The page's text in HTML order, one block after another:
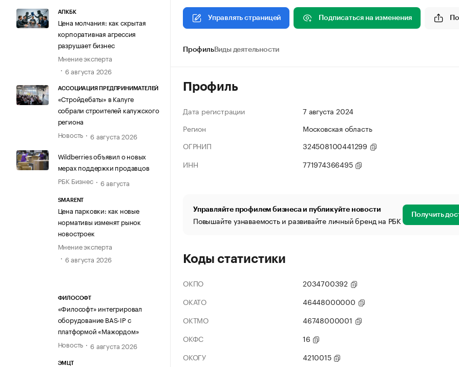
АПКБК
Цена молчания: как скрытая
корпоративная агрессия
разрушает бизнес
Мнение эксперта
6 августа 2026
АССОЦИАЦИЯ ПРЕДПРИНИМАТЕЛЕЙ
«Стройдебаты» в Калуге
собрали строителей калужского
региона
Новость
6 августа 2026
Wildberries объявил о новых
мерах поддержки продавцов
РБК Бизнес
6 августа
SMARENT
Цена парковки: как новые
нормативы изменят рынок
новостроек
Мнение эксперта
6 августа 2026
ФИЛОСОФТ
«Философт» интегрировал
оборудование BAS-IP с
платформой «Мажордом»
Новость
6 августа 2026
ЭМЦТ
Управлять страницей Подписаться на изменения
ПрофильВиды деятельности
Профиль
Дата регистрации
7 августа 2024
Регион
Московская область
ОГРНИП
324508100441299
ИНН
771974366495
Управляйте профилем бизнеса и публикуйте новости
Повышайте узнаваемость и развивайте личный бренд на РБК Получить
Коды статистики
ОКПО
2034700392
ОКАТО
46448000000
ОКТМО
46748000001
ОКФС
16
ОКОГУ
4210015